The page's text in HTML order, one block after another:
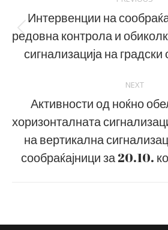
navigation
post:
Интервенции на
редовна контрола и
сигнализација на градски
NEXT
Next
post:
Активности од ноќно
хоризонталната
на вертикална
сообраќајници за 20.10.